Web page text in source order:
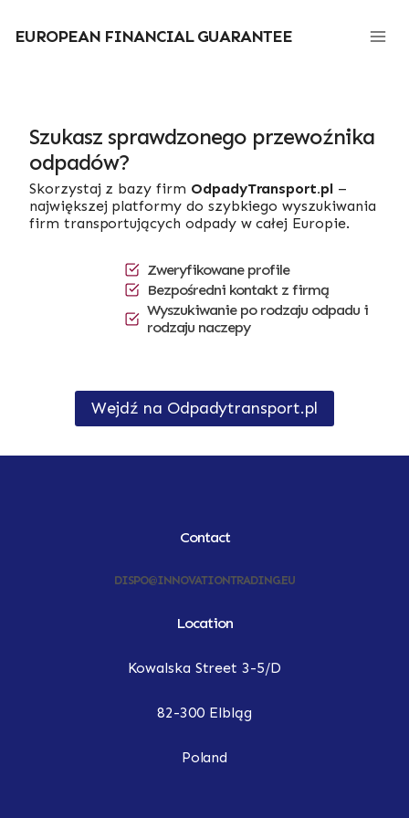
treści
EUROPEAN FINANCIAL GUARANTEE
Szukasz sprawdzonego przewoźnika
odpadów?
Skorzystaj z bazy firm OdpadyTransport.pl–
największej platformy do szybkiego wyszukiwania
firm transportujących odpady w całej Europie.
Zweryfikowane profile
Bezpośredni kontakt z firmą
Wyszukiwanie po rodzaju odpadu i
rodzaju naczepy
Wejdź na Odpadytransport.pl
Contact
DISPO@INNOVATIONTRADING.EU
Location
Kowalska Street 3-5/D
82-300 Elbląg
Poland